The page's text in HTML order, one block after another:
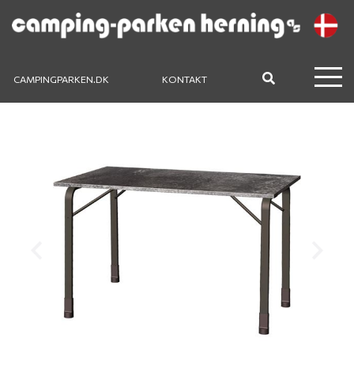
CAMPINGPARKEN.DK KONTAKT
Previous